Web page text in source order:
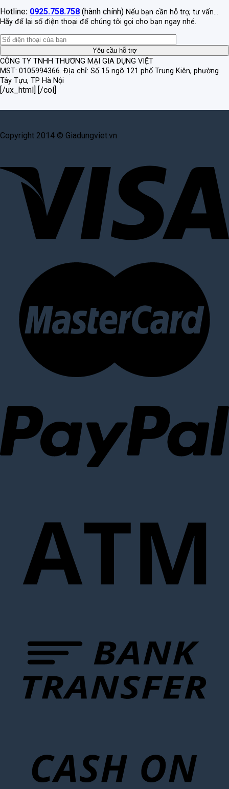
Hotline: 0925.758.758 (hành chính) Nếu bạn cần hỗ trợ, tư vấn...
Hãy để lại số điện thoại để chúng tôi gọi cho bạn ngay nhé.
CÔNG TY TNHH THƯƠNG MẠI GIA DỤNG VIỆT
MST: 0105994366. Địa chỉ: Số 15 ngõ 121 phố Trung Kiên, phường
Tây Tựu, TP Hà Nội
[/ux_html] [/col]
Copyright 2014 © Giadungviet.vn